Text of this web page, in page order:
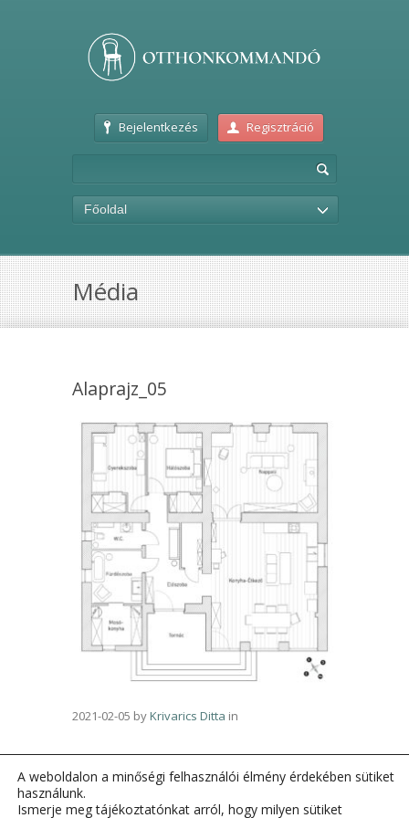
Bejelentkezés Regisztráció
Főoldal
Média
Alaprajz_05
2021-02-05 byKrivarics Ditta in
A weboldalon a minőségi felhasználói élmény érdekében sütiket
használunk.
Ismerje meg tájékoztatónkat arról, hogy milyen sütiket